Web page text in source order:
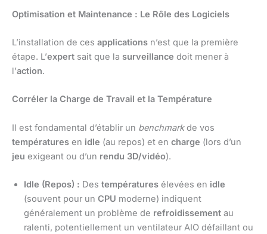
Optimisation et Maintenance : Le Rôle des Logiciels
L’installation de ces applications n’est que la première
étape. L’expert sait que la surveillance doit mener à
l’action.
Corréler la Charge de Travail et la Température
Il est fondamental d’établir un benchmarkde vos
températures en idle (au repos) et en charge (lors d’un
jeu exigeant ou d’un rendu 3D/vidéo).
Idle (Repos) : Des températures élevées en idle
(souvent pour un CPU moderne) indiquent
généralement un problème de refroidissement au
ralenti, potentiellement un ventilateur AIO défaillant ou